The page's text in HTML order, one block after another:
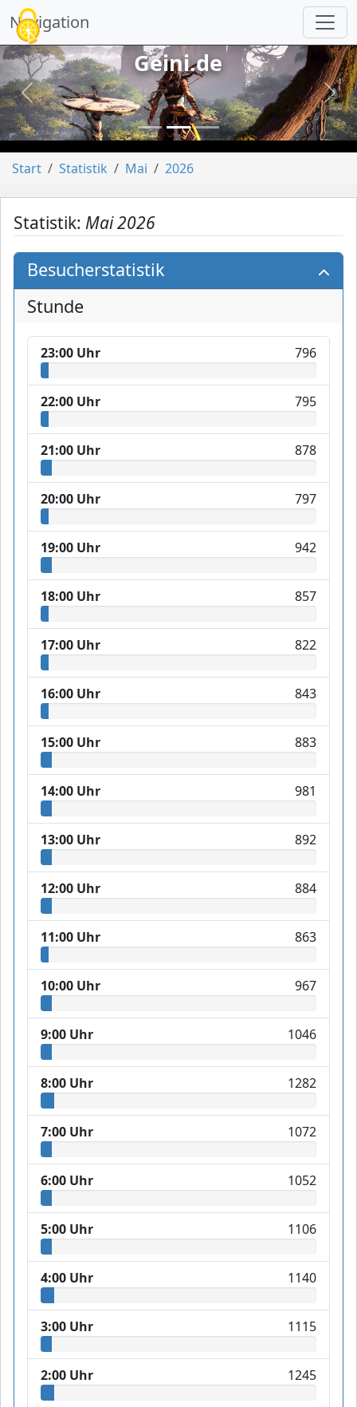
Navigation
vorheriges
Geini.de
Start Statistik Mai 2026
Statistik: Mai 2026
Besucherstatistik
Stunde
23:00 Uhr 796
22:00 Uhr 795
21:00 Uhr 878
20:00 Uhr 797
19:00 Uhr 942
18:00 Uhr 857
17:00 Uhr 822
16:00 Uhr 843
15:00 Uhr 883
14:00 Uhr 981
13:00 Uhr 892
12:00 Uhr 884
11:00 Uhr 863
10:00 Uhr 967
9:00 Uhr 1046
8:00 Uhr 1282
7:00 Uhr 1072
6:00 Uhr 1052
5:00 Uhr 1106
4:00 Uhr 1140
3:00 Uhr 1115
2:00 Uhr 1245
Cookie-Einstellungen